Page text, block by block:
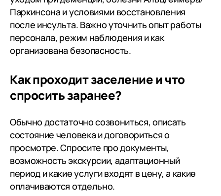
Паркинсона и условиями восстановления
после инсульта. Важно уточнить опыт работы
персонала, режим наблюдения и как
организована безопасность.
Как проходит заселение и что
спросить заранее?
Обычно достаточно созвониться, описать
состояние человека и договориться о
просмотре. Спросите про документы,
возможность экскурсии, адаптационный
период и какие услуги входят в цену, а какие
оплачиваются отдельно.